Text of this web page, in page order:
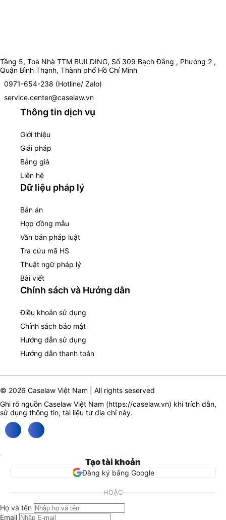
Tầng 5, Toà Nhà TTM BUILDING, Số 309 Bạch Đằng , Phường 2 ,
Quận Bình Thạnh, Thành phố Hồ Chí Minh
0971-654-238 (Hotline/ Zalo)
service.center@caselaw.vn
Thông tin dịch vụ
Giới thiệu
Giải pháp
Bảng giá
Liên hệ
Dữ liệu pháp lý
Bản án
Hợp đồng mẫu
Văn bản pháp luật
Tra cứu mã HS
Thuật ngữ pháp lý
Bài viết
Chính sách và Hướng dẫn
Điều khoản sử dụng
Chính sách bảo mật
Hướng dẫn sử dụng
Hướng dẫn thanh toán
© 2026 Caselaw Việt Nam | All rights seserved
Ghi rõ nguồn Caselaw Việt Nam (https://caselaw.vn) khi trích dẫn,
sử dụng thông tin, tài liệu từ địa chỉ này.
Tạo tài khoản
Đăng ký bằng Google
HOẶC
Họ và tên
Email